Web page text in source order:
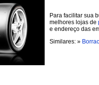
Para facilitar sua
melhores lojas de
e endereço das
Similares: »